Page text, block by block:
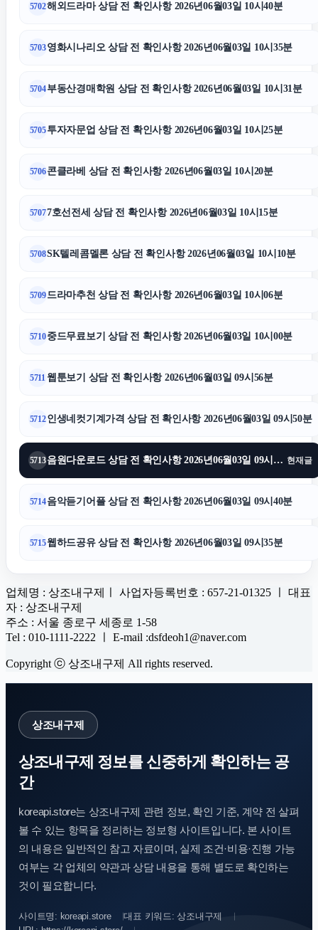
5702해외드라마 상담 전 확인사항 2026년06월03일 10시40분
5703영화시나리오 상담 전 확인사항 2026년06월03일 10시35분
5704부동산경매학원 상담 전 확인사항 2026년06월03일 10시31분
5705투자자문업 상담 전 확인사항 2026년06월03일 10시25분
5706콘클라베 상담 전 확인사항 2026년06월03일 10시20분
57077호선전세 상담 전 확인사항 2026년06월03일 10시15분
5708SK텔레콤멜론 상담 전 확인사항 2026년06월03일 10시10분
5709드라마추천 상담 전 확인사항 2026년06월03일 10시06분
5710중드무료보기 상담 전 확인사항 2026년06월03일 10시00분
5711 웹툰보기 상담 전 확인사항 2026년06월03일 09시56분
5712인생네컷기계가격 상담 전 확인사항 2026년06월03일 09시50분
5713 음원다운로드 상담 전 확인사항 2026년06월03일 09시45분 현재글
5714음악듣기어플 상담 전 확인사항 2026년06월03일 09시40분
5715웹하드공유 상담 전 확인사항 2026년06월03일 09시35분
업체명 : 상조내구제ㅣ 사업자등록번호 : 657-21-01325 ㅣ 대표
자 : 상조내구제
주소 : 서울 종로구 세종로 1-58
Tel : 010-1111-2222 ㅣ E-mail :dsfdeoh1@naver.com
Copyright ⓒ 상조내구제 All rights reserved.
상조내구제
상조내구제 정보를 신중하게 확인하는 공
간
koreapi.store는 상조내구제 관련 정보, 확인 기준, 계약 전 살펴
볼 수 있는 항목을 정리하는 정보형 사이트입니다. 본 사이트
의 내용은 일반적인 참고 자료이며, 실제 조건·비용·진행 가능
여부는 각 업체의 약관과 상담 내용을 통해 별도로 확인하는
것이 필요합니다.
사이트명: koreapi.store
대표 키워드: 상조내구제